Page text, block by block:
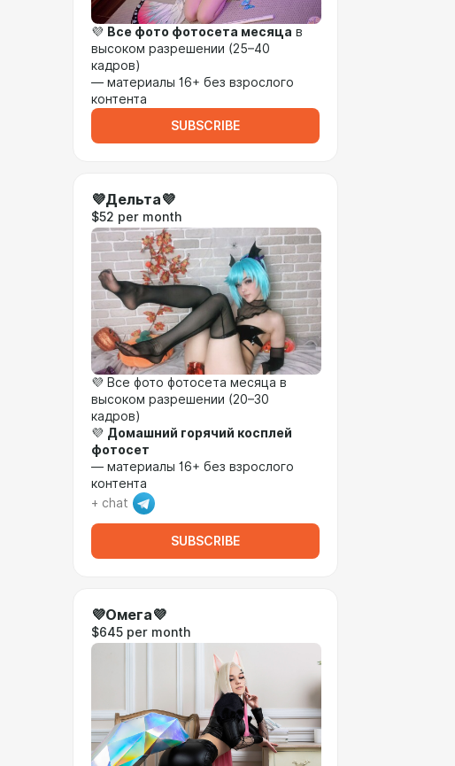
💜 Все фото фотосета месяца в
высоком разрешении (25–40
кадров)
— материалы 16+ без взрослого
контента
SUBSCRIBE
💜Дельта💜
$52 per month
💜 Все фото фотосета месяца в
высоком разрешении (20–30
кадров)
💜 Домашний горячий косплей
фотосет
— материалы 16+ без взрослого
контента
+ chat
SUBSCRIBE
💜Омега💜
$645 per month